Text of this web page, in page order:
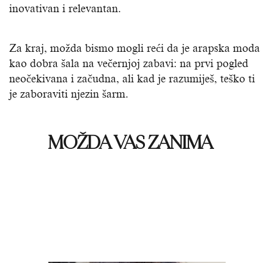
inovativan i relevantan.
Za kraj, možda bismo mogli reći da je arapska moda
kao dobra šala na večernjoj zabavi: na prvi pogled
neočekivana i začudna, ali kad je razumiješ, teško ti
je zaboraviti njezin šarm.
MOŽDA VAS ZANIMA